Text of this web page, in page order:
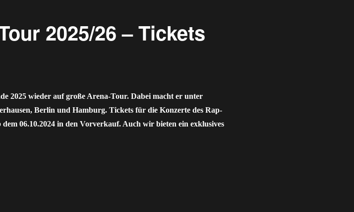
2025/26 – Tickets
2025 wieder auf große Arena-Tour. Dabei macht er unter
Berlin und Hamburg. Tickets für die Konzerte des Rap-
dem 06.10.2024 in den Vorverkauf. Auch wir bieten ein exklusives
2025/26 – Tickets gibt es hier“